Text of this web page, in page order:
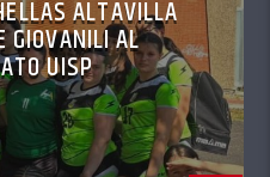
ALTAVILLA
GIOVANILI AL
UISP